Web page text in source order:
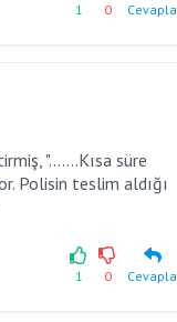
1 0 Cevapla
".......Kısa süre
Polisin teslim aldığı
1 0 Cevapla